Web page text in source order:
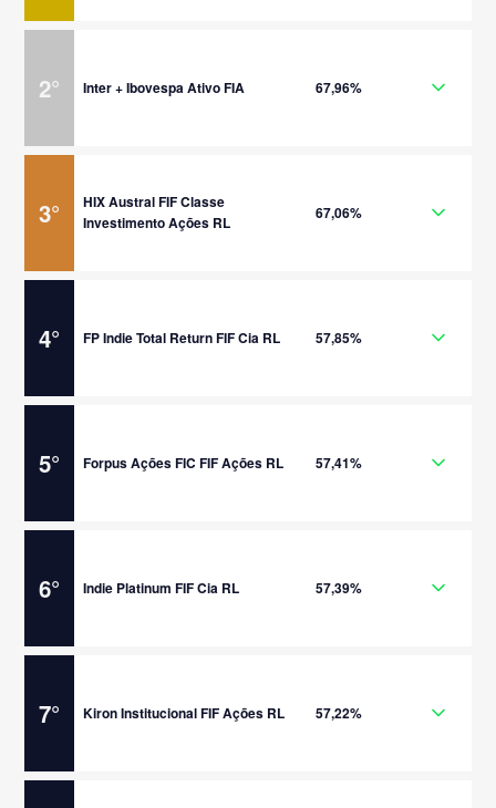
2° Inter + Ibovespa Ativo FIA 67,96%
3°
HIX Austral FIF Classe
Investimento Ações RL
67,06%
4° FP Indie Total Return FIF Cia RL 57,85%
5° Forpus Ações FIC FIF Ações RL 57,41%
6° Indie Platinum FIF Cia RL 57,39%
7° Kiron Institucional FIF Ações RL 57,22%